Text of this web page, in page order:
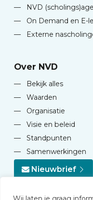
—
NVD
—
On Demand en E-
—
Externe
Over NVD
—
Bekijk alles
—
Waarden
—
Organisatie
—
Visie en beleid
—
Standpunten
—
Samenwerkingen
Nieuwbrief